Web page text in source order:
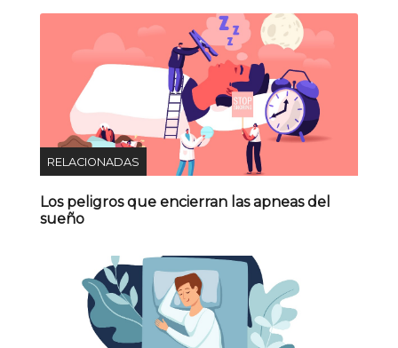
RELACIONADAS
Los peligros que encierran las apneas del
sueño